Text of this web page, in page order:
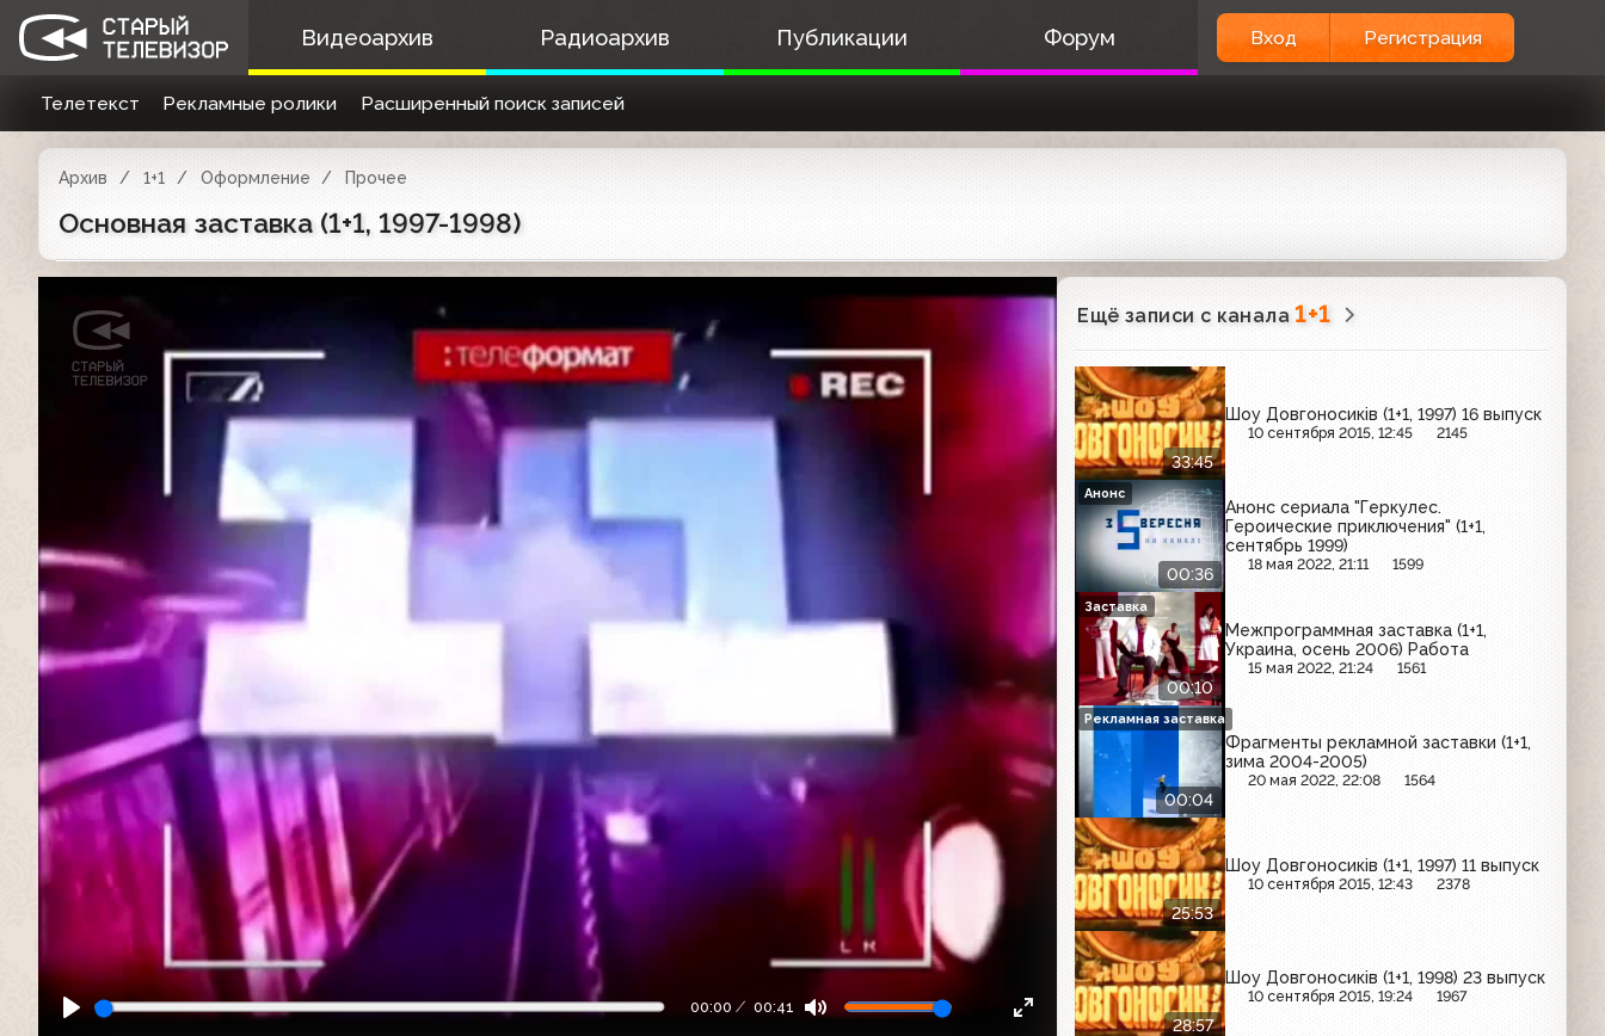
Видеоархив Радиоархив Публикации Форум Вход Регистрация
Телетекст Рекламные ролики Расширенный поиск записей
Архив 1+1 Оформление Прочее
Основная заставка (1+1, 1997-1998)
00:00 00:41
Ещё записи с канала1+1
33:45
Шоу Довгоносиків (1+1, 1997) 16 выпуск
10 сентября 2015, 12:45 2145
00:36
Анонс сериала "Геркулес.
Героические приключения" (1+1,
сентябрь 1999)
18 мая 2022, 21:11 1599
Анонс
00:10
Межпрограммная заставка (1+1,
Украина, осень 2006) Работа
15 мая 2022, 21:24 1561
Заставка
00:04
Фрагменты рекламной заставки (1+1,
зима 2004-2005)
20 мая 2022, 22:08 1564
Рекламная заставка
25:53
Шоу Довгоносиків (1+1, 1997) 11 выпуск
10 сентября 2015, 12:43 2378
28:57
Шоу Довгоносиків (1+1, 1998) 23 выпуск
10 сентября 2015, 19:24 1967